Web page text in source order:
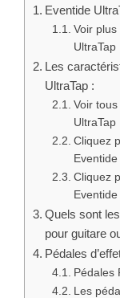
Eventide
Voir plus
UltraTap
Les
UltraTap :
Voir
UltraTap
Cliquez
Cliquez
Quels sont
pour guitare
Pédales
Pédales
Les